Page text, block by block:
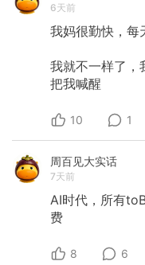
任务”，
样，照着
了。 人生当然不是这样的，如果我对未来我自己
孩子的诉
知道那
块，他找
这辈子
是美好的一生。 创业以后阴
的车，
6天前
我妈很勤快，每
我就不一样了，
把我喊醒
10 1
周百见大实话
7天前
AI时代，所有
费
8 6